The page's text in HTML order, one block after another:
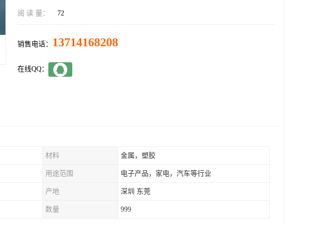
阅 读 量： 72
销售电话： 13714168208
在线QQ：
材料 金属，塑胶
用途范围 电子产品，家电，汽车等行业
产地 深圳 东莞
数量 999